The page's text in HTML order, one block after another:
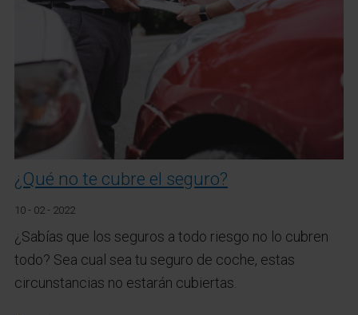
¿Qué no te cubre el seguro?
10 - 02 - 2022
¿Sabías que los seguros a todo riesgo no lo cubren
todo? Sea cual sea tu seguro de coche, estas
circunstancias no estarán cubiertas.